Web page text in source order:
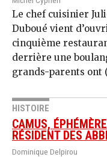
Le chef cuisinier
Duboué vient
cinquième
derrière une
grands-parents ont
HISTOIRE
CAMUS, ÉPHÉMÈRE
RÉSIDENT DES
Dominique Delpirou